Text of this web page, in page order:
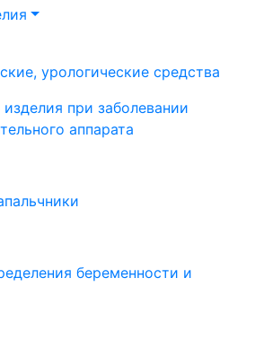
урологические средства
при заболевании
аппарата
беременности и